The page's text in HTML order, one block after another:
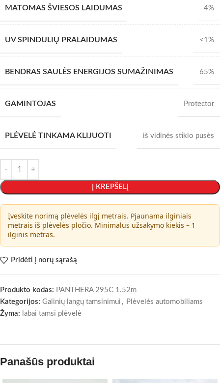
MATOMAS ŠVIESOS LAIDUMAS 4%
UV SPINDULIŲ PRALAIDUMAS <1%
BENDRAS SAULĖS ENERGIJOS SUMAŽINIMAS 65%
GAMINTOJAS Protector
PLĖVELĖ TINKAMA KLIJUOTI iš vidinės stiklo pusės
Į KREPŠELĮ
Įveskite norimą plėvelės ilgį metrais. Pjaunama ilginiais
metrais iš plėvelės pločio. Minimalus užsakymo kiekis – 1
ilginis metras.
Pridėti į norų sąrašą
Produkto kodas: PANTHERA 295C 1.52m
Kategorijos: Galinių langų tamsinimui , Plėvelės automobiliams
Žyma: labai tamsi plėvelė
Panašūs produktai